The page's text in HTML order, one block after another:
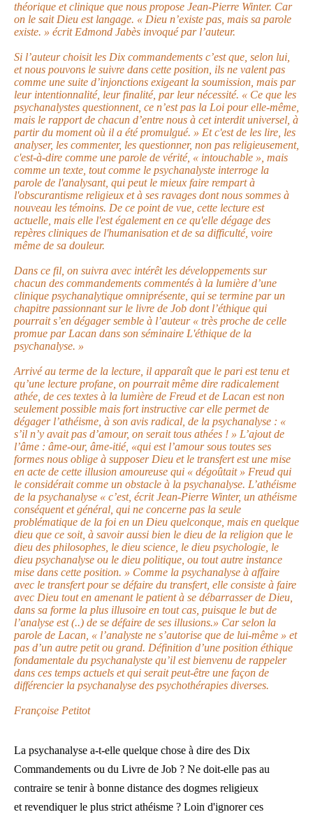
théorique et clinique que nous propose Jean-Pierre Winter. Car
on le sait Dieu est langage. « Dieu n’existe pas, mais sa parole
existe. » écrit Edmond Jabès invoqué par l’auteur.
Si l’auteur choisit les Dix commandements c’est que, selon lui,
et nous pouvons le suivre dans cette position, ils ne valent pas
comme une suite d’injonctions exigeant la soumission, mais par
leur intentionnalité, leur finalité, par leur nécessité. « Ce que les
psychanalystes questionnent, ce n’est pas la Loi pour elle-même,
mais le rapport de chacun d’entre nous à cet interdit universel, à
partir du moment où il a été promulgué. » Et c'est de les lire, les
analyser, les commenter, les questionner, non pas religieusement,
c'est-à-dire comme une parole de vérité, « intouchable », mais
comme un texte, tout comme le psychanalyste interroge la
parole de l'analysant, qui peut le mieux faire rempart à
l'obscurantisme religieux et à ses ravages dont nous sommes à
nouveau les témoins. De ce point de vue, cette lecture est
actuelle, mais elle l'est également en ce qu'elle dégage des
repères cliniques de l'humanisation et de sa difficulté, voire
même de sa douleur.
Dans ce fil, on suivra avec intérêt les développements sur
chacun des commandements commentés à la lumière d’une
clinique psychanalytique omniprésente, qui se termine par un
chapitre passionnant sur le livre de Job dont l’éthique qui
pourrait s’en dégager semble à l’auteur « très proche de celle
promue par Lacan dans son séminaire L'éthique de la
psychanalyse. »
Arrivé au terme de la lecture, il apparaît que le pari est tenu et
qu’une lecture profane, on pourrait même dire radicalement
athée, de ces textes à la lumière de Freud et de Lacan est non
seulement possible mais fort instructive car elle permet de
dégager l’athéisme, à son avis radical, de la psychanalyse : «
s’il n’y avait pas d’amour, on serait tous athées ! » L’ajout de
l’âme : âme-our, âme-itié, «qui est l’amour sous toutes ses
formes nous oblige à supposer Dieu et le transfert est une mise
en acte de cette illusion amoureuse qui « dégoûtait » Freud qui
le considérait comme un obstacle à la psychanalyse. L’athéisme
de la psychanalyse « c’est, écrit Jean-Pierre Winter, un athéisme
conséquent et général, qui ne concerne pas la seule
problématique de la foi en un Dieu quelconque, mais en quelque
dieu que ce soit, à savoir aussi bien le dieu de la religion que le
dieu des philosophes, le dieu science, le dieu psychologie, le
dieu psychanalyse ou le dieu politique, ou tout autre instance
mise dans cette position. » Comme la psychanalyse à affaire
avec le transfert pour se défaire du transfert, elle consiste à faire
avec Dieu tout en amenant le patient à se débarrasser de Dieu,
dans sa forme la plus illusoire en tout cas, puisque le but de
l’analyse est (..) de se défaire de ses illusions.» Car selon la
parole de Lacan, « l’analyste ne s’autorise que de lui-même » et
pas d’un autre petit ou grand. Définition d’une position éthique
fondamentale du psychanalyste qu’il est bienvenu de rappeler
dans ces temps actuels et qui serait peut-être une façon de
différencier la psychanalyse des psychothérapies diverses.
Françoise Petitot
La psychanalyse a-t-elle quelque chose à dire des Dix
Commandements ou du Livre de Job ? Ne doit-elle pas au
contraire se tenir à bonne distance des dogmes religieux
et revendiquer le plus strict athéisme ? Loin d'ignorer ces